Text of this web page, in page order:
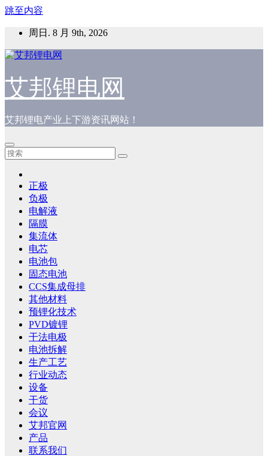
跳至内容
周日. 8 月 9th, 2026
艾邦锂电网
艾邦锂电产业上下游资讯网站！
正极
负极
电解液
隔膜
集流体
电芯
电池包
固态电池
CCS集成母排
其他材料
预锂化技术
PVD镀锂
干法电极
电池拆解
生产工艺
行业动态
设备
干货
会议
艾邦官网
产品
联系我们